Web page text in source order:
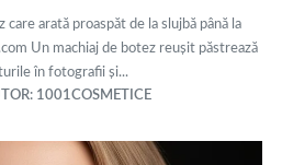
arată proaspăt de la slujbă până la
Un machiaj de botez reușit păstrează
în fotografii și...
1001COSMETICE